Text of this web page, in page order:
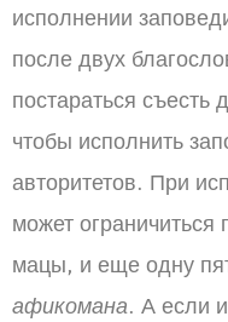
исполнении
после двух
постараться
чтобы исполнить
авторитетов. При
может
мацы, и еще одну
афикомана. А если